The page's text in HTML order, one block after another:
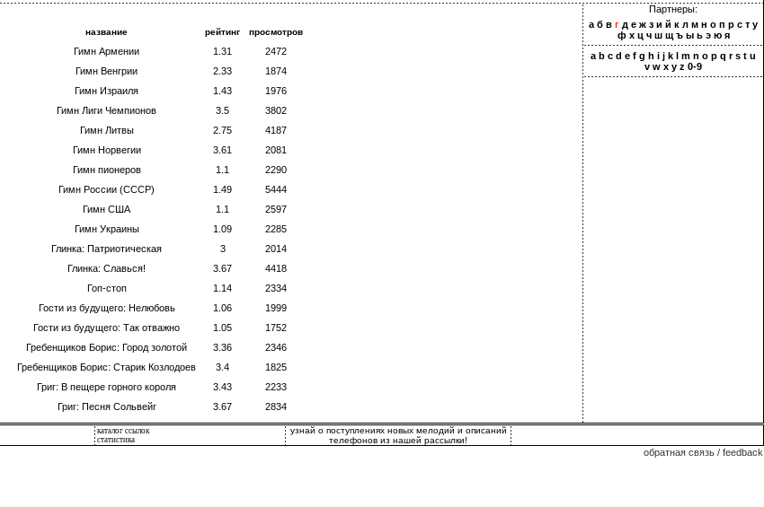
название рейтинг просмотров
Гимн Армении 1.31
2472
Гимн Венгрии
2.33
1874
Гимн Израиля
1.43
1976
Гимн Лиги Чемпионов
3.5
3802
Гимн Литвы
2.75
4187
Гимн Норвегии
3.61
2081
Гимн пионеров
1.1
2290
Гимн России (СССР)
1.49
5444
Гимн США
1.1
2597
Гимн Украины
1.09
2285
Глинка: Патриотическая
3
2014
Глинка: Славься!
3.67
4418
Гоп-стоп
1.14
2334
Гости из будущего: Нелюбовь
1.06
1999
Гости из будущего: Так отважно
1.05
1752
Гребенщиков Борис: Город золотой
3.36
2346
Гребенщиков Борис: Старик Козлодоев
3.4
1825
Григ: В пещере горного короля
3.43
2233
Григ: Песня Сольвейг
3.67 2834
Партнеры:
а б в г д е ж з и й к л м н о п р с т у
ф х ц ч ш щ ъ ы ь э ю я
a b c d e f g h i j k l m n o p q r s t u
v w x y z 0-9
каталог ссылок
статистика
узнай о поступлениях новых мелодий и описаний
телефонов из нашей рассылки!
обратная связь / feedback